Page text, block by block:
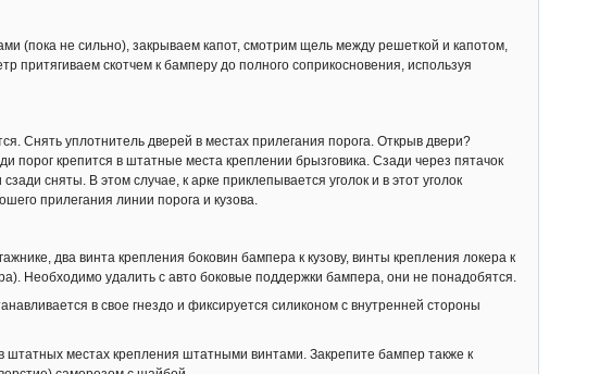
(пока не сильно), закрываем капот, смотрим щель между решеткой и капотом,
притягиваем скотчем к бамперу до полного соприкосновения, используя
Снять уплотнитель дверей в местах прилегания порога. Открыв двери?
порог крепится в штатные места креплении брызговика. Сзади через пятачок
сняты. В этом случае, к арке приклепывается уголок и в этот уголок
прилегания линии порога и кузова.
два винта крепления боковин бампера к кузову, винты крепления локера к
Необходимо удалить с авто боковые поддержки бампера, они не понадобятся.
в свое гнездо и фиксируется силиконом с внутренней стороны
местах крепления штатными винтами. Закрепите бампер также к